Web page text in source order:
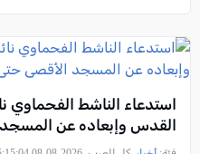
استدعاء الناشط الفحماوي
القدس وإبعاده عن المسجد